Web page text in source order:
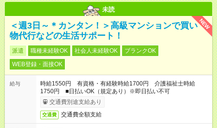
未読
NEW
＜週3日～＊カンタン！＞高級マンションで買い
物代行などの生活サポート！
派遣 職種未経験OK 社会人未経験OK
ブランクOK
WEB登録・面接OK
給与
時給1550円 有資格・有経験時給1700円 介護福祉士時給
1750円 ■日払いOK（規定あり）※即日払い不可
交通費別途支給あり
交通費 交通費全額支給